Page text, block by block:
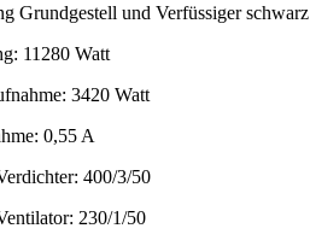
Grundgestell und Verfüssiger schwarz
11280 Watt
3420 Watt
0,55 A
400/3/50
230/1/50